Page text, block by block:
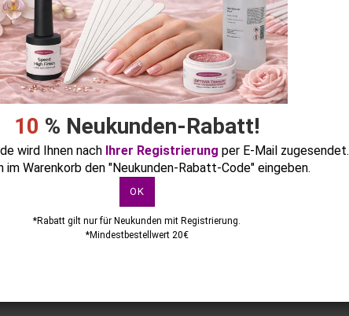
10 % Neukunden-Rabatt!
wird Ihnen nach Ihrer Registrierung per E-Mail zugesendet.
im Warenkorb den "Neukunden-Rabatt-Code" eingeben.
OK
*Rabatt gilt nur für Neukunden mit Registrierung.
*Mindestbestellwert 20€
Konto erstellen
Passwort vergessen?
Acryl-Malfarbe Nr. 10, Moosgrün
« zurück weiter » Letzter » 21Artikel in dieser Kategorie